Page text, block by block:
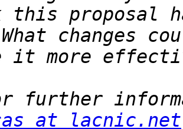
changes
further
at lacnic.net